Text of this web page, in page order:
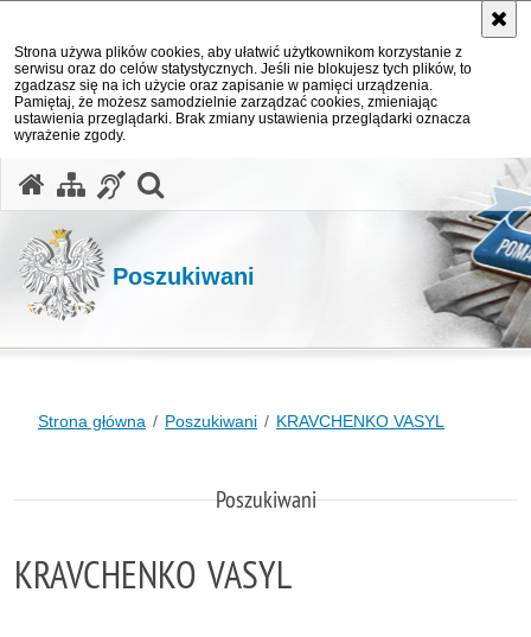
Strona używa plików cookies, aby ułatwić użytkownikom korzystanie z
serwisu oraz do celów statystycznych. Jeśli nie blokujesz tych plików, to
zgadzasz się na ich użycie oraz zapisanie w pamięci urządzenia.
Pamiętaj, że możesz samodzielnie zarządzać cookies, zmieniając
ustawienia przeglądarki. Brak zmiany ustawienia przeglądarki oznacza
wyrażenie zgody.
Poszukiwani
Strona główna Poszukiwani KRAVCHENKO VASYL
Poszukiwani
KRAVCHENKO VASYL